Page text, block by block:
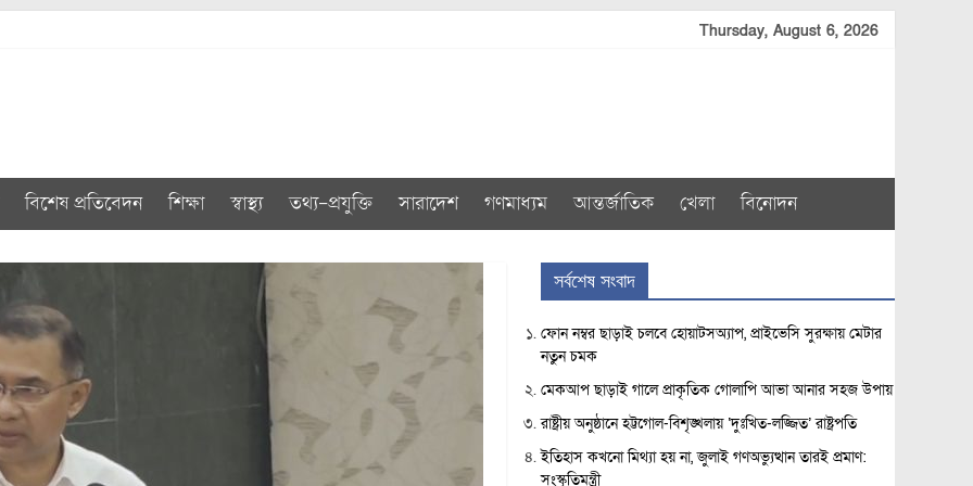
Thursday, August 6, 2026
বিশেষ প্রতিবেদন শিক্ষা স্বাস্থ্য তথ্য-প্রযুক্তি সারাদেশ গণমাধ্যম আন্তর্জাতিক খেলা বিনোদন
সর্বশেষ সংবাদ
ফোন নম্বর ছাড়াই চলবে হোয়াটসঅ্যাপ, প্রাইভেসি সুরক্ষায় মেটার
নতুন চমক
মেকআপ ছাড়াই গালে প্রাকৃতিক গোলাপি আভা আনার সহজ উপায়
রাষ্ট্রীয় অনুষ্ঠানে হট্টগোল-বিশৃঙ্খলায় ‘দুঃখিত-লজ্জিত’ রাষ্ট্রপতি
ইতিহাস কখনো মিথ্যা হয় না, জুলাই গণঅভ্যুত্থান তারই প্রমাণ:
সংস্কৃতিমন্ত্রী